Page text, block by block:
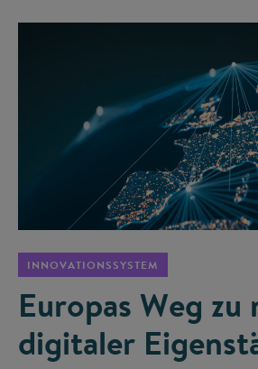
INNOVATIONSSYSTEM
Europas Weg zu
digitaler